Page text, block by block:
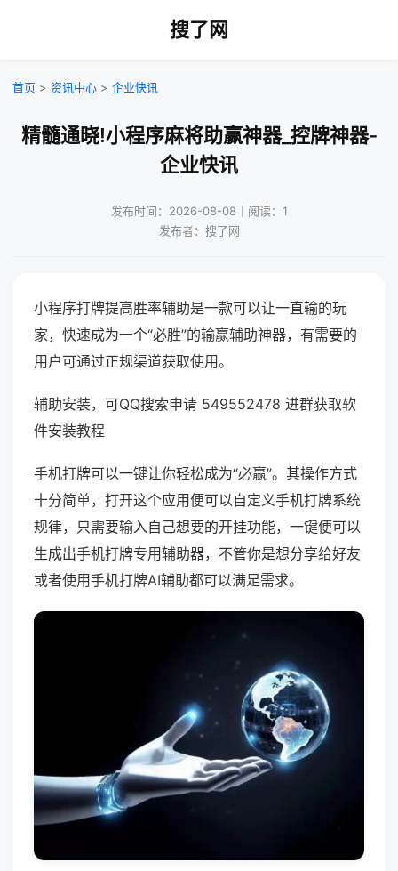
搜了网
首页 > 资讯中心 > 企业快讯
精髓通晓!小程序麻将助赢神器_控牌神器-
企业快讯
发布时间：2026-08-08｜阅读：1
发布者：搜了网
小程序打牌提高胜率辅助是一款可以让一直输的玩
家，快速成为一个“必胜”的输赢辅助神器，有需要的
用户可通过正规渠道获取使用。
辅助安装，可QQ搜索申请 549552478 进群获取软
件安装教程
手机打牌可以一键让你轻松成为“必赢”。其操作方式
十分简单，打开这个应用便可以自定义手机打牌系统
规律，只需要输入自己想要的开挂功能，一键便可以
生成出手机打牌专用辅助器，不管你是想分享给好友
或者使用手机打牌AI辅助都可以满足需求。